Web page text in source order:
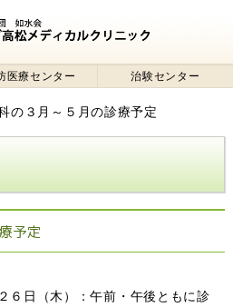
医療センター 治験センター
の３月～５月の診療予定
予定
６日（木）：午前・午後ともに診